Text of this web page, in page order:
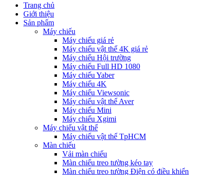
Trang chủ
Giới thiệu
Sản phẩm
Máy chiếu
Máy chiếu giá rẻ
Máy chiếu vật thể 4K giá rẻ
Máy chiếu Hội trường
Máy chiếu Full HD 1080
Máy chiếu Yaber
Máy chiếu 4K
Máy chiếu Viewsonic
Máy chiếu vật thể Aver
Máy chiếu Mini
Máy chiếu Xgimi
Máy chiếu vật thể
Máy chiếu vật thể TpHCM
Màn chiếu
Vải màn chiếu
Màn chiếu treo tường kéo tay
Màn chiếu treo tường Điện có điều khiển